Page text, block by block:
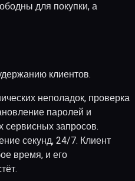
для покупки, а
клиентов.
неполадок, проверка
паролей и
сервисных запросов.
секунд, 24/7. Клиент
время, и его